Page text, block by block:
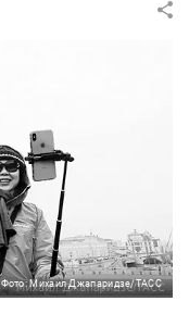
Фото: Михаил Джапаридзе/ТАСС